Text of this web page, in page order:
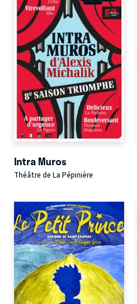
Intra Muros
Théâtre de La Pépinière